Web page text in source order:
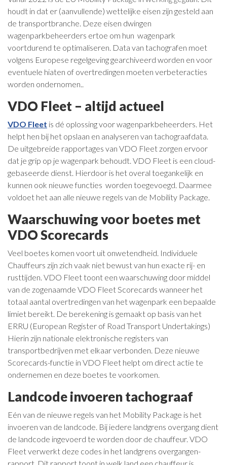
houdt in dat er (aanvullende) wettelijke eisen zijn gesteld aan
de transportbranche. Deze eisen dwingen
wagenparkbeheerders ertoe om hun wagenpark
voortdurend te optimaliseren. Data van tachografen moet
volgens Europese regelgeving gearchiveerd worden en voor
eventuele hiaten of overtredingen moeten verbeteracties
worden ondernomen..
VDO Fleet – altijd actueel
VDO Fleet is dé oplossing voor wagenparkbeheerders. Het
helpt hen bij het opslaan en analyseren van tachograafdata.
De uitgebreide rapportages van VDO Fleet zorgen ervoor
dat je grip op je wagenpark behoudt. VDO Fleet is een cloud-
gebaseerde dienst. Hierdoor is het overal toegankelijk en
kunnen ook nieuwe functies worden toegevoegd. Daarmee
voldoet het aan alle nieuwe regels van de Mobility Package.
Waarschuwing voor boetes met
VDO Scorecards
Veel boetes komen voort uit onwetendheid. Individuele
Chauffeurs zijn zich vaak niet bewust van hun exacte rij- en
rusttijden. VDO Fleet toont een waarschuwing door middel
van de zogenaamde VDO Fleet Scorecards wanneer het
totaal aantal overtredingen van het wagenpark een bepaalde
limiet bereikt. De berekening is gemaakt op basis van het
ERRU (European Register of Road Transport Undertakings)
Hierin zijn nationale elektronische registers van
transportbedrijven met elkaar verbonden. Deze nieuwe
Scorecards-functie in VDO Fleet helpt om direct actie te
ondernemen en deze boetes te voorkomen.
Landcode invoeren tachograaf
Eén van de nieuwe regels van het Mobility Package is het
invoeren van de landcode. Bij iedere landgrens overgang dient
de landcode ingevoerd te worden door de chauffeur. VDO
Fleet verwerkt deze codes in het landgrens overgangen-